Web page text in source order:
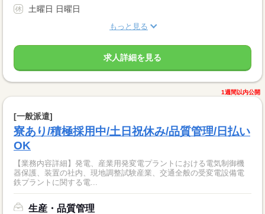
土曜日 日曜日
もっと見る
求人詳細を見る
1週間以内公開
[一般派遣]
寮あり/積極採用中/土日祝休み/品質管理/日払い
OK
【業務内容詳細】発電、産業用発変電プラントにおける電気制御機
器保護、装置の社内、現地調整試験産業、交通全般の受変電設備電
鉄プラントに関する電...
生産・品質管理